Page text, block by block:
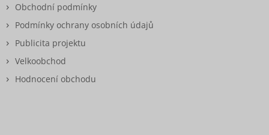
Obchodní podmínky
Podmínky ochrany osobních údajů
Publicita projektu
Velkoobchod
Hodnocení obchodu